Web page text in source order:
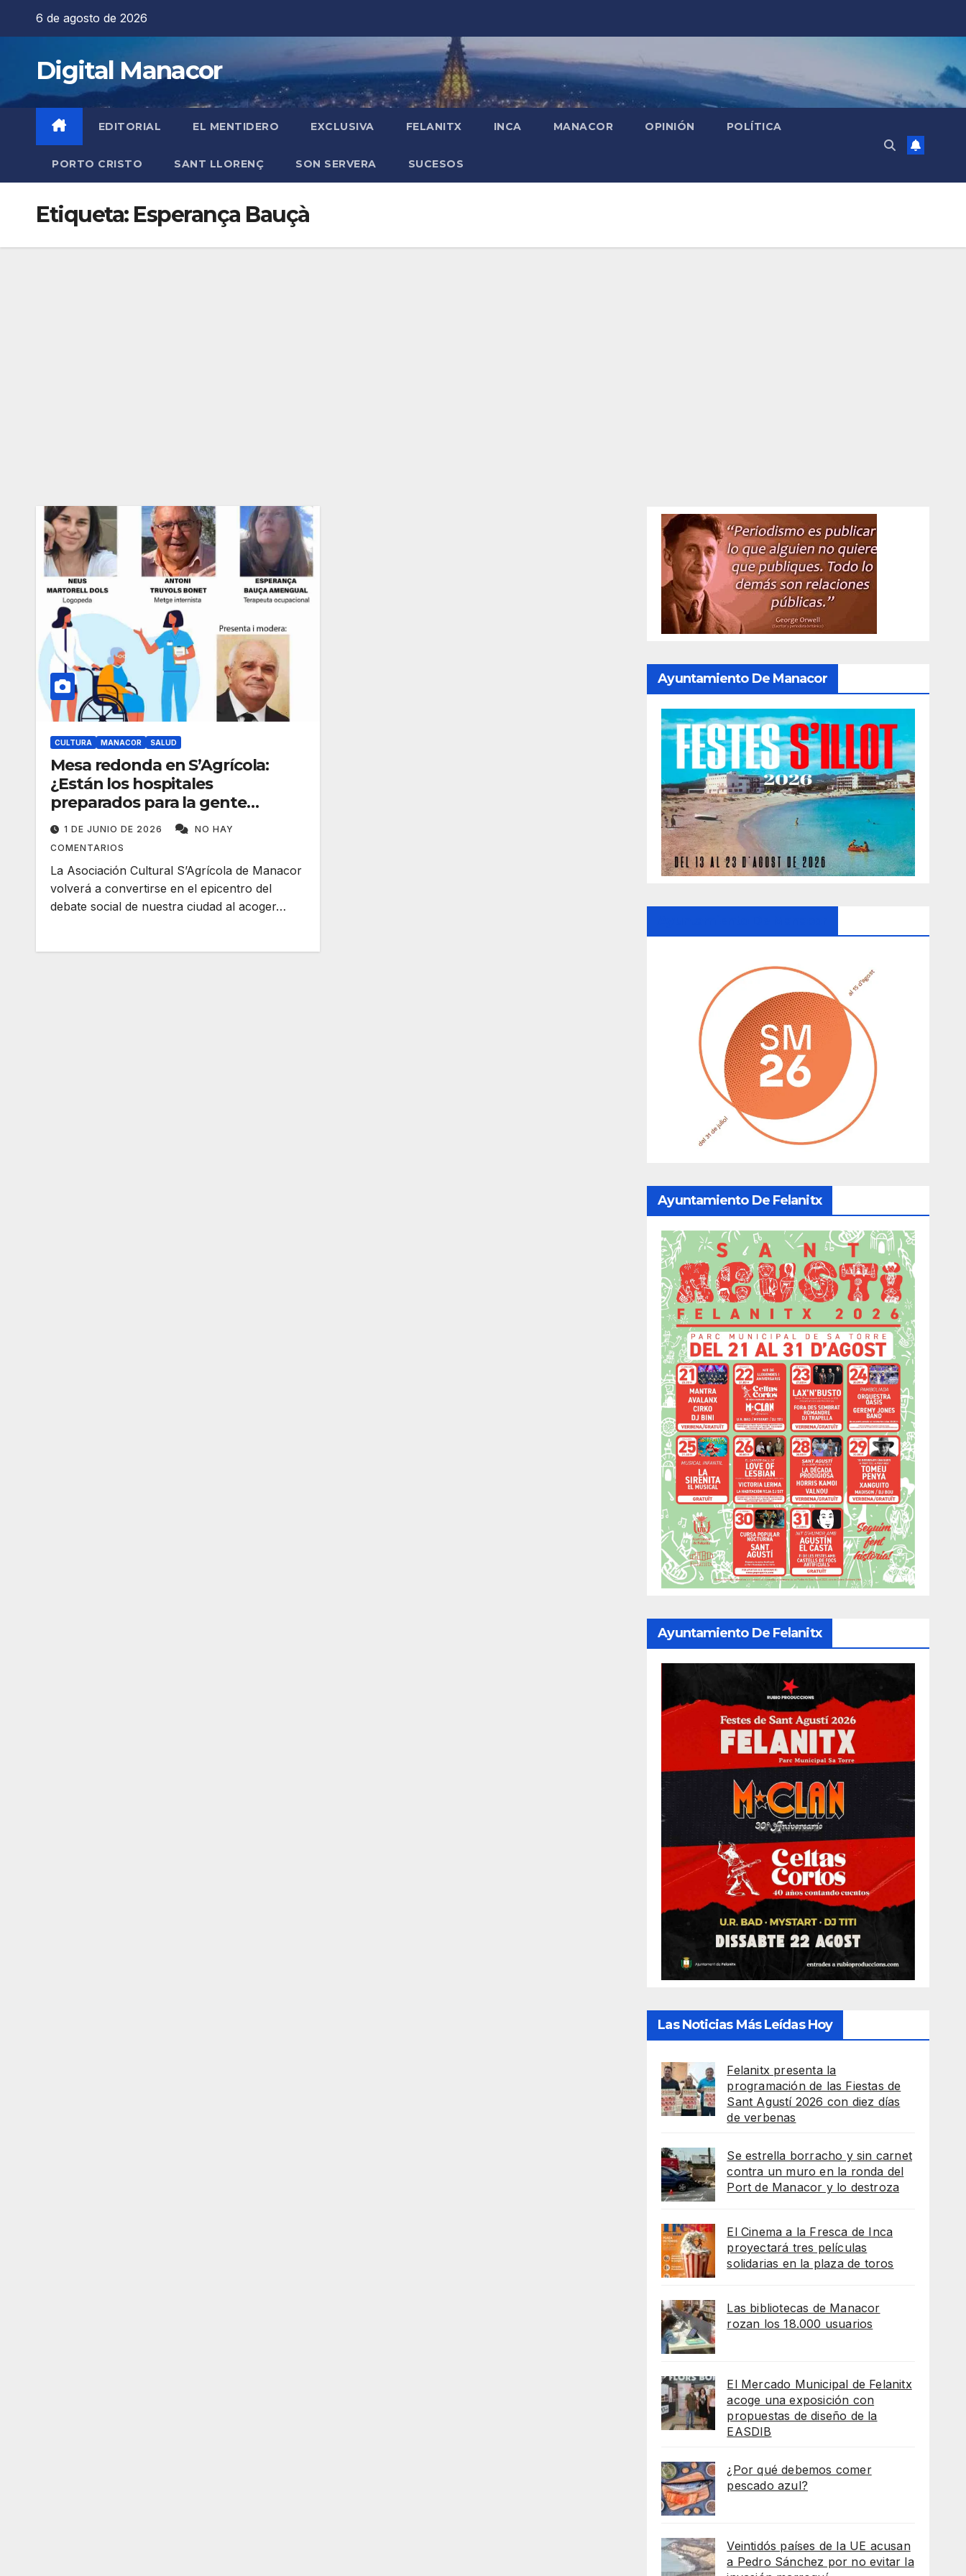
6 de agosto de 2026
Digital Manacor
EDITORIAL EL MENTIDERO EXCLUSIVA FELANITX INCA MANACOR OPINIÓN POLÍTICA
PORTO CRISTO SANT LLORENÇ SON SERVERA SUCESOS
Etiqueta: Esperança Bauçà
CULTURA MANACOR SALUD
Mesa redonda en S’Agrícola:
¿Están los hospitales
preparados para la gente
mayor?
1 DE JUNIO DE 2026
NO HAY
COMENTARIOS
La Asociación Cultural S’Agrícola de Manacor
volverá a convertirse en el epicentro del
debate social de nuestra ciudad al acoger…
Ayuntamiento De Manacor
Ayuntamiento De Felanitx
Ayuntamiento De Felanitx
Las Noticias Más Leídas Hoy
Felanitx presenta la
programación de las Fiestas de
Sant Agustí 2026 con diez días
de verbenas
Se estrella borracho y sin carnet
contra un muro en la ronda del
Port de Manacor y lo destroza
El Cinema a la Fresca de Inca
proyectará tres películas
solidarias en la plaza de toros
Las bibliotecas de Manacor
rozan los 18.000 usuarios
El Mercado Municipal de Felanitx
acoge una exposición con
propuestas de diseño de la
EASDIB
¿Por qué debemos comer
pescado azul?
Veintidós países de la UE acusan
a Pedro Sánchez por no evitar la